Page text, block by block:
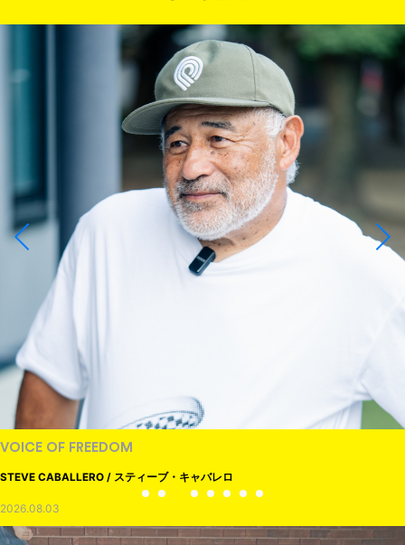
VOICE OF FREEDOM
STEVE CABALLERO / スティーブ・キャバレロ
2026.08.03